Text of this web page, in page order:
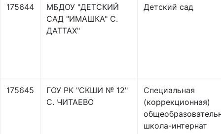
175644
МБДОУ "ДЕТСКИЙ
САД "ИМАШКА" С.
ДАТТАХ"
Детский сад
175645
ГОУ РК "СКШИ № 12"
С. ЧИТАЕВО
Специальная
(коррекционная)
школа-интернат